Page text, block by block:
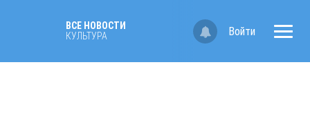
ВСЕ НОВОСТИ
КУЛЬТУРА
Войти